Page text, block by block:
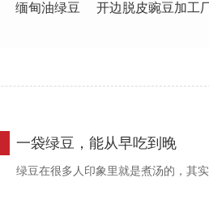
缅甸油绿豆 开边脱皮豌豆加工
一袋绿豆，能从早吃到晚
绿豆在很多人印象里就是煮汤的，其